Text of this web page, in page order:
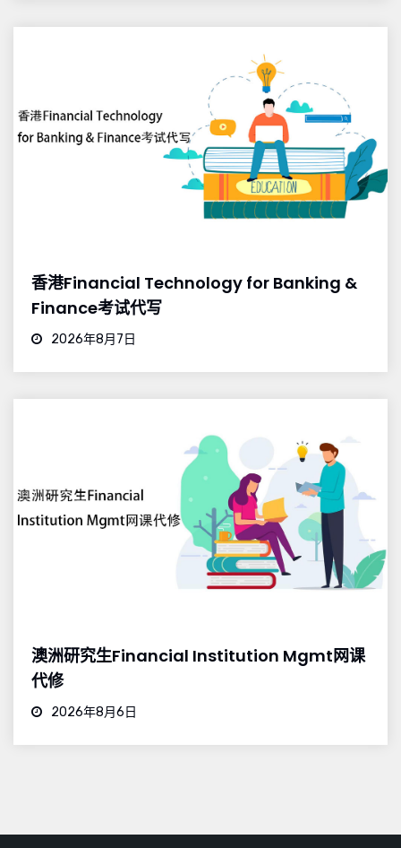
香港Financial Technology for Banking &
Finance考试代写
2026年8月7日
澳洲研究生Financial Institution Mgmt网课
代修
2026年8月6日